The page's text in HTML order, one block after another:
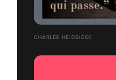
CHARLES HEIDSIECK